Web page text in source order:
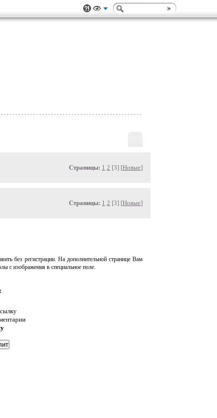
Страницы: 1 2 [3] [Новые]
Страницы: 1 2 [3] [Новые]
без регистрации. На дополнительной странице Вам
с изображения в специальное поле.